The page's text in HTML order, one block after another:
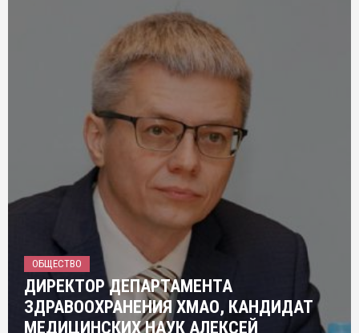
ОБЩЕСТВО
ДИРЕКТОР ДЕПАРТАМЕНТА
ЗДРАВООХРАНЕНИЯ ХМАО, КАНДИДАТ
МЕДИЦИНСКИХ НАУК АЛЕКСЕЙ